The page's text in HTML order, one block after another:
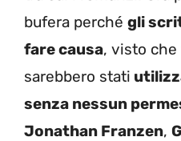
bufera perché gli
fare causa, visto
sarebbero stati
senza nessun
Jonathan Franzen,